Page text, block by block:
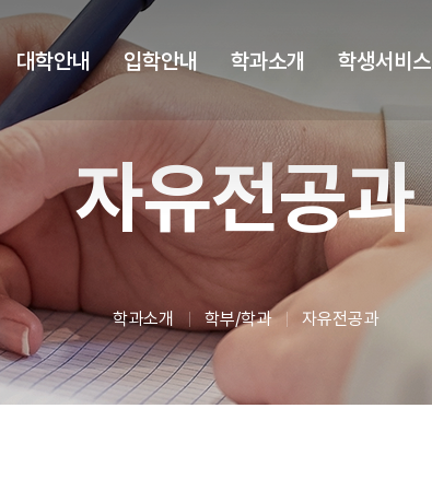
대학안내 입학안내 학과소개 학생서비스
자유전공과
학과소개 학부/학과 자유전공과